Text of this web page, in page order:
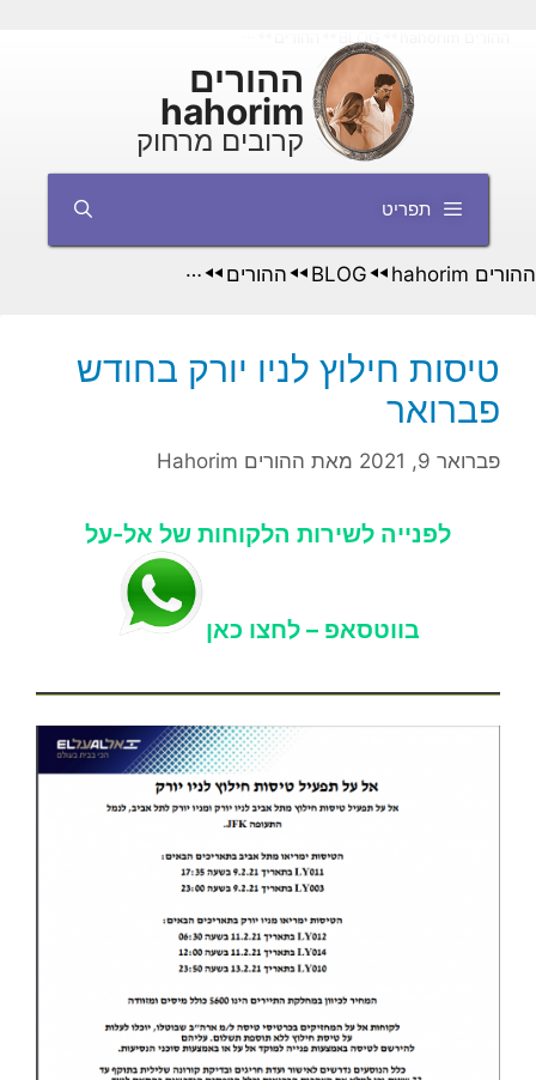
ההורים
hahorim
קרובים מרחוק
תפריט
ההורים hahorim ◄◄
BLOG
◄◄ ההורים ◄◄ טיסות חילוץ לניו יורק
טיסות חילוץ לניו יורק בחודש
פברואר
פברואר 9, 2021 מאת ההורים Hahorim
לפנייה לשירות הלקוחות של אל-על
בווטסאפ – לחצו כאן